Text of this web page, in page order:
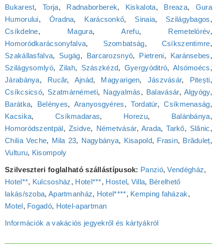
Bukarest,Torja, Radnaborberek, Kiskalota, Breaza, Gura
Humorului, Óradna, Karácsonkő, Sinaia, Szilágybagos,
Csíkdelne, Magura,Arefu, Remetelórév,
Homoródkarácsonyfalva, Szombatság, Csíkszentimre,
Szakállasfalva, Sugág, Barcarozsnyó, Pietreni, Karánsebes,
Szilágysomlyó,Zilah, Szászkézd, Gyergyóditró, Alsómoécs,
Járabánya, Rucăr, Ajnád, Magyarigen, Jászvásár, Pitești,
Csíkcsicsó, Szatmárnémeti, Nagyalmás, Balavásár, Algyógy,
Barátka, Belényes, Aranyosgyéres,Tordatúr,Csíkmenaság,
Kacsika, Csíkmadaras, Horezu, Balánbánya,
Homoródszentpál, Zsidve, Németvásár, Arada,Tarkő, Slănic,
Chilia Veche, Mila 23, Nagybánya, Kisapold, Frasin, Brăduleț,
Vulturu, Kisompoly
Szilveszteri foglalható szállástípusok: Panzió,Vendégház,
Hotel**, Kulcsosház, Hotel***, Hostel, Villa, Bérelhető
lakás/szoba, Apartmanház, Hotel****, Kemping faházak,
Motel, Fogadó, Hotel‑apartman
Információk a vakációs jegyekről és kártyákról